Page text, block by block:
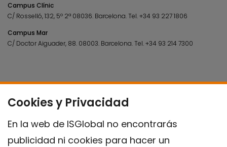
Cookies y Privacidad
En la web de ISGlobal no encontrarás
publicidad ni cookies para hacer un
Campus Clínic
C/ Rosselló, 132, 5º 2ª 08036. Barcelona.Tel.+34 93 227 1806
Campus Mar
C/ Doctor Aiguader, 88. 08003. Barcelona.Tel.+34 93 214 7300